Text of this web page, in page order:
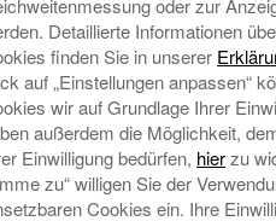
und Fachkräfte im
und schwerstkranke
Wie die Gründerin und
betont, geht es vor allem um
Betroffenen und deren
der Würde des
oder zur
Detaillierte Informationen
finden Sie in unserer
auf „Einstellungen anpassen“
wir auf Grundlage Ihrer
außerdem die Möglichkeit,
Einwilligung bedürfen, hierzu
zu“ willigen Sie der
Cookies ein. Ihre